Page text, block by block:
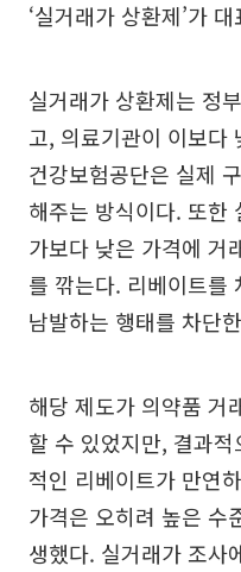
‘실거래가 상환제’가
실거래가 상환제는 정
고, 의료기관이 이보다
건강보험공단은 실제
해주는 방식이다. 또한
가보다 낮은 가격에 거
를 깎는다. 리베이트를
남발하는 행태를 차단
해당 제도가 의약품 거
할 수 있었지만, 결과
적인 리베이트가 만연
가격은 오히려 높은 수
생했다. 실거래가 조사